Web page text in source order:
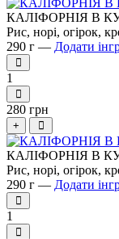
КАЛІФОРНІЯ В
Рис, норі, огірок,
290 г — Додати
1
280 грн
+
КАЛІФОРНІЯ В
Рис, норі, огірок,
290 г — Додати
1